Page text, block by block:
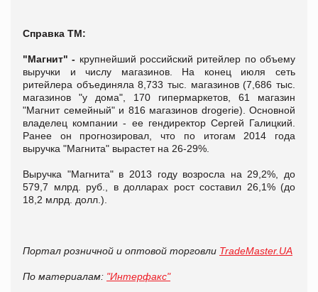
Справка ТМ:
"Магнит" - крупнейший российский ритейлер по объему
выручки и числу магазинов. На конец июля сеть
ритейлера объединяла 8,733 тыс. магазинов (7,686 тыс.
магазинов "у дома", 170 гипермаркетов, 61 магазин
"Магнит семейный" и 816 магазинов drogerie). Основной
владелец компании - ее гендиректор Сергей Галицкий.
Ранее он прогнозировал, что по итогам 2014 года
выручка "Магнита" вырастет на 26-29%.
Выручка "Магнита" в 2013 году возросла на 29,2%, до
579,7 млрд. руб., в долларах рост составил 26,1% (до
18,2 млрд. долл.).
Портал розничной и оптовой торговли TradeMaster.UA
По материалам: "Интерфакс"